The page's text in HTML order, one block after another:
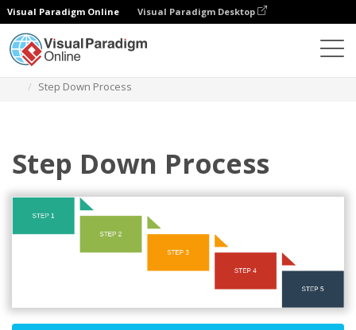
Visual Paradigm Online Visual Paradigm Desktop
Step Down Process
Step Down Process